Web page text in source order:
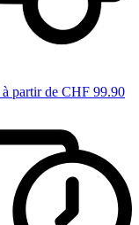
à partir de CHF 99.90